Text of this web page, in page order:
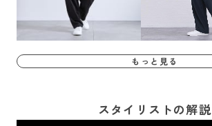
もっと見る
スタイリストの解説